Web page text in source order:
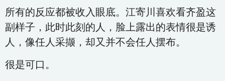
所有的反应都被收入眼底。江寄川喜欢看齐盈这
副样子，此时此刻的人，脸上露出的表情很是诱
人，像任人采撷，却又并不会任人摆布。
很是可口。